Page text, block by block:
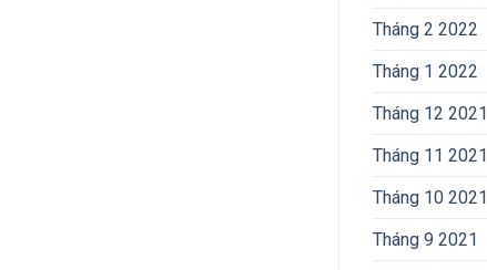
Tháng 2 2022
Tháng 1 2022
Tháng 12 2021
Tháng 11 2021
Tháng 10 2021
Tháng 9 2021